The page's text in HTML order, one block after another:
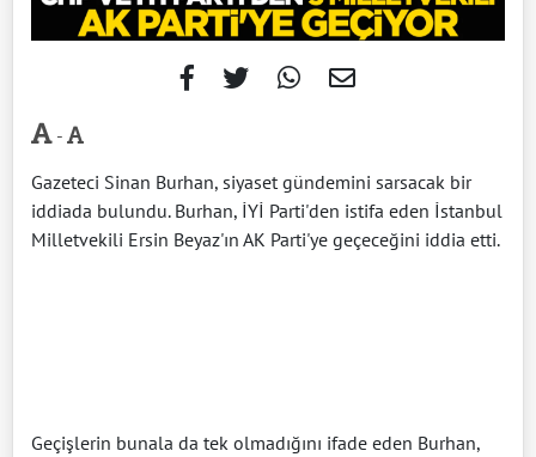
-
Gazeteci Sinan Burhan, siyaset gündemini sarsacak bir
iddiada bulundu. Burhan, İYİ Parti'den istifa eden İstanbul
Milletvekili Ersin Beyaz'ın AK Parti'ye geçeceğini iddia etti.
Geçişlerin bunala da tek olmadığını ifade eden Burhan,